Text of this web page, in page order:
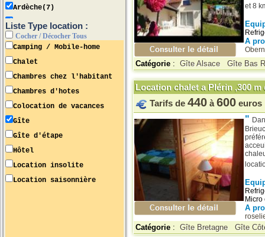
Ardèche(7)
Ariège(9)
Aube(10)
Aude(11)
Charente(16)
Liste Type location :
Cocher / Décocher Tous
Camping / Mobile-home
Chalet
Chambres chez l'habitant
Chambres d'hotes
Colocation de vacances
Gîte
Gîte d'étape
Hôtel
Location insolite
Location saisonnière
et 8
A
Catégorie : Gîte Alsace Gîte Bas
Location chalet a Plérin ,300
Tarifs de 440 à 600 euros
"
Micro
A
Catégorie : Gîte Bretagne Gîte